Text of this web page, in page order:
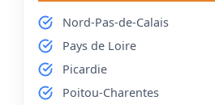
Nord-Pas-de-Calais
Pays de Loire
Picardie
Poitou-Charentes